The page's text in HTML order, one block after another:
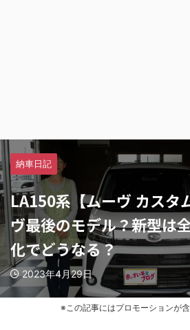
納車日記
LA150系【ムーヴ カスタ
ヴ最後のモデル？新型は
化でどうなる？
2023年4月29日
※この記事にはプロモーションが含